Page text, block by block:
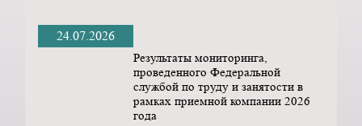
24.07.2026
Результаты мониторинга,
проведенного Федеральной
службой по труду и занятости в
рамках приемной компании 2026
года